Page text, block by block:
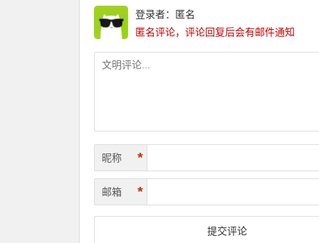
登录者：匿名
匿名评论，评论回复后会有邮件通知
昵称 *
邮箱 *